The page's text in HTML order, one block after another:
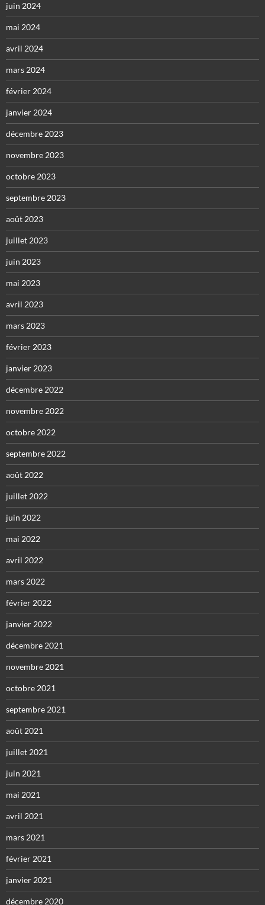
juin 2024
mai 2024
avril 2024
mars 2024
février 2024
janvier 2024
décembre 2023
novembre 2023
octobre 2023
septembre 2023
août 2023
juillet 2023
juin 2023
mai 2023
avril 2023
mars 2023
février 2023
janvier 2023
décembre 2022
novembre 2022
octobre 2022
septembre 2022
août 2022
juillet 2022
juin 2022
mai 2022
avril 2022
mars 2022
février 2022
janvier 2022
décembre 2021
novembre 2021
octobre 2021
septembre 2021
août 2021
juillet 2021
juin 2021
mai 2021
avril 2021
mars 2021
février 2021
janvier 2021
décembre 2020